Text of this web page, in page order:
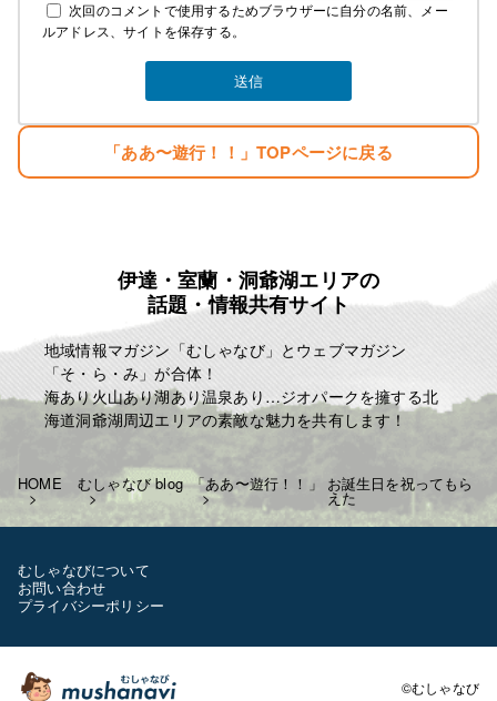
麗人Love Earthに名前を変える。
そして新しい基地を構える。
みなさんのご指示で立派な基地がオープンしまし
生まれただけでぼろ儲け・・。
目標
麗人ＨＰ
http://reijin.website/
次回のコメントで使用するためブラウザーに自分の名前、メー
ルアドレス、サイトを保存する。
「ああ〜遊行！！」TOPページに戻る
伊達・室蘭・洞爺湖エリアの
話題・情報共有サイト
地域情報マガジン「むしゃなび」とウェブマガジン
「そ・ら・み」が合体！
海あり火山あり湖あり温泉あり…ジオパークを擁する北
海道洞爺湖周辺エリアの素敵な魅力を共有します！
HOME むしゃなび blog 「ああ〜遊行！！」 お誕生日を祝ってもら
えた
むしゃなびについて
お問い合わせ
プライバシーポリシー
©むしゃなび